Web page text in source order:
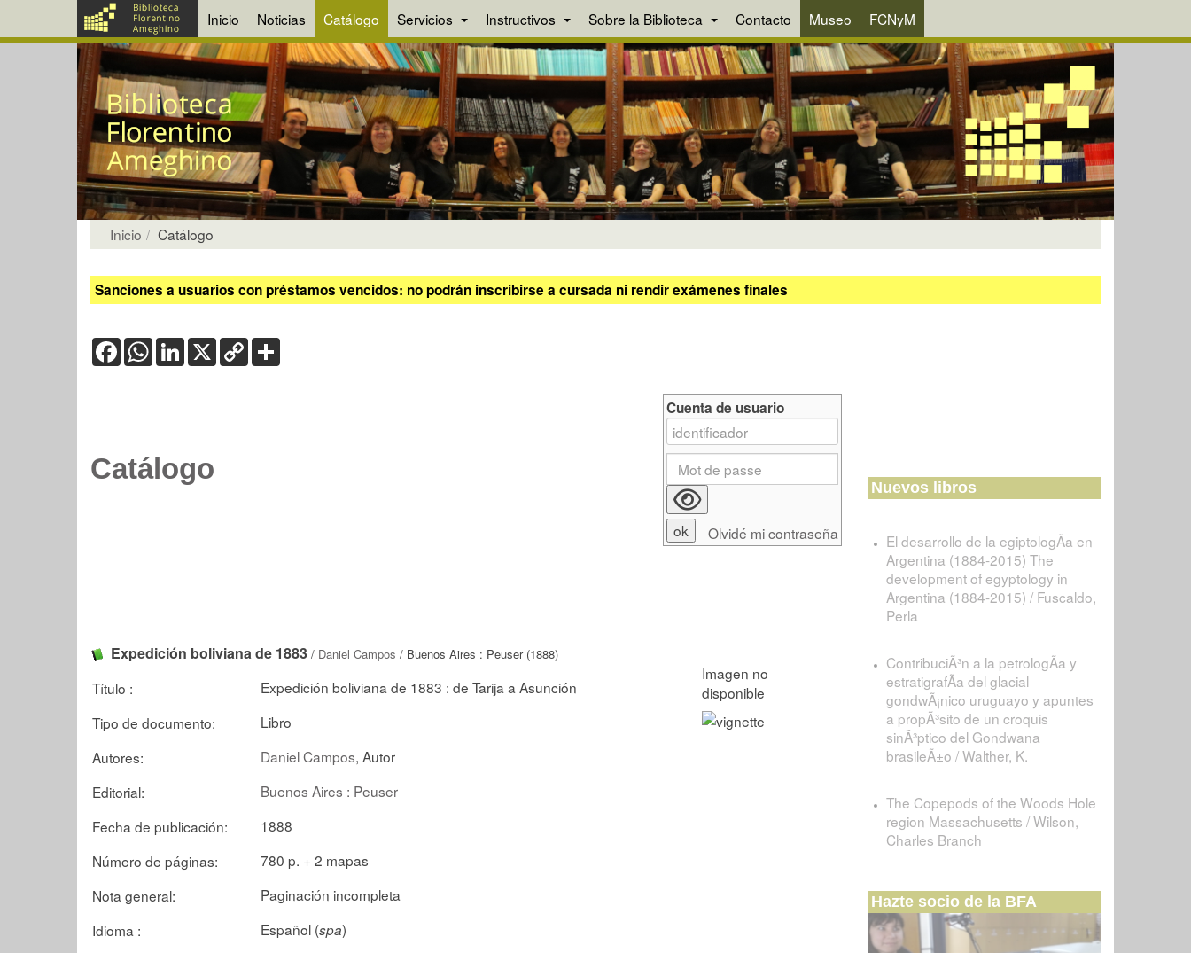
Inicio Noticias Catálogo Servicios Instructivos Sobre la Biblioteca Contacto Museo FCNyM
Inicio Catálogo
Sanciones a usuarios con préstamos vencidos: no podrán inscribirse a cursada ni rendir exámenes finales
FacebookWhatsApp
LinkedIn
X Copy
Link
Catálogo
Expedición boliviana de 1883 / Daniel Campos / Buenos Aires : Peuser (1888)
Título :
Expedición boliviana de 1883 : de Tarija a Asunción
Tipo de documento:
Libro
Autores:
Daniel Campos, Autor
Editorial:
Buenos Aires : Peuser
Fecha de publicación:
1888
Número de páginas:
780 p. + 2 mapas
Nota general:
Paginación incompleta
Idioma :
Español (spa)
Cuenta de usuario
Olvidé mi contraseña
Nuevos libros
El desarrollo de la egiptologÃ­a en
Argentina (1884-2015) The
development of egyptology in
Argentina (1884-2015) / Fuscaldo,
Perla
ContribuciÃ³n a la petrologÃ­a y
estratigrafÃ­a del glacial
gondwÃ¡nico uruguayo y apuntes
a propÃ³sito de un croquis
sinÃ³ptico del Gondwana
brasileÃ±o / Walther, K.
The Copepods of the Woods Hole
region Massachusetts / Wilson,
Charles Branch
Hazte socio de la BFA